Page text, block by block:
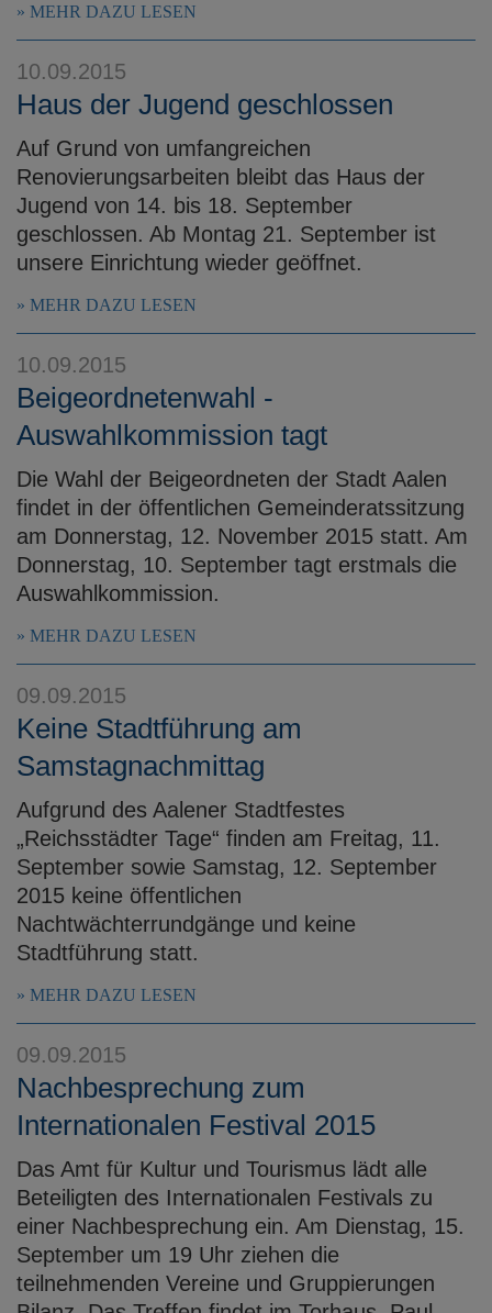
MEHR DAZU LESEN
10.09.2015
Haus der Jugend geschlossen
Auf Grund von umfangreichen
Renovierungsarbeiten bleibt das Haus der
Jugend von 14. bis 18. September
geschlossen. Ab Montag 21. September ist
unsere Einrichtung wieder geöffnet.
MEHR DAZU LESEN
10.09.2015
Beigeordnetenwahl -
Auswahlkommission tagt
Die Wahl der Beigeordneten der Stadt Aalen
findet in der öffentlichen Gemeinderatssitzung
am Donnerstag, 12. November 2015 statt. Am
Donnerstag, 10. September tagt erstmals die
Auswahlkommission.
MEHR DAZU LESEN
09.09.2015
Keine Stadtführung am
Samstagnachmittag
Aufgrund des Aalener Stadtfestes
„Reichsstädter Tage“ finden am Freitag, 11.
September sowie Samstag, 12. September
2015 keine öffentlichen
Nachtwächterrundgänge und keine
Stadtführung statt.
MEHR DAZU LESEN
09.09.2015
Nachbesprechung zum
Internationalen Festival 2015
Das Amt für Kultur und Tourismus lädt alle
Beteiligten des Internationalen Festivals zu
einer Nachbesprechung ein. Am Dienstag, 15.
September um 19 Uhr ziehen die
teilnehmenden Vereine und Gruppierungen